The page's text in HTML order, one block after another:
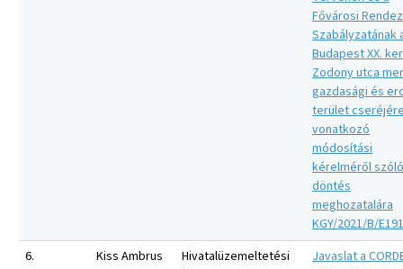
Fővárosi
Szabályzatának
Budapest XX.
Zodony utca
gazdasági és
terület
vonatkozó
módosítási
kérelméről szóló
döntés
meghozatalára
KGY/2021/B/E191
6.
Kiss Ambrus
Hivatalüzemeltetési
Javaslat a